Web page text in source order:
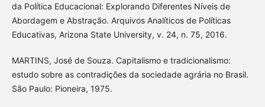
da Política Educacional: Explorando Diferentes Níveis de
Abordagem e Abstração. Arquivos Analíticos de Políticas
Educativas, Arizona State University, v. 24, n. 75, 2016.
MARTINS, José de Souza. Capitalismo e tradicionalismo:
estudo sobre as contradições da sociedade agrária no Brasil.
São Paulo: Pioneira, 1975.